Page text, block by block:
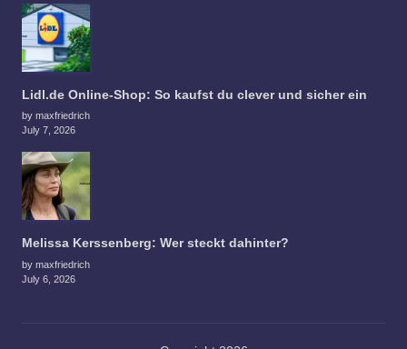
Lidl.de Online-Shop: So kaufst du clever und sicher ein
by maxfriedrich
July 7, 2026
Melissa Kerssenberg: Wer steckt dahinter?
by maxfriedrich
July 6, 2026